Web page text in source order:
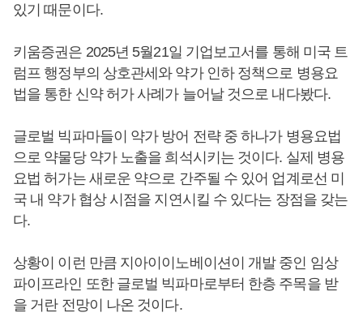
있기 때문이다.
키움증권은 2025년 5월21일 기업보고서를 통해 미국 트
럼프 행정부의 상호관세와 약가 인하 정책으로 병용요
법을 통한 신약 허가 사례가 늘어날 것으로 내다봤다.
글로벌 빅파마들이 약가 방어 전략 중 하나가 병용요법
으로 약물당 약가 노출을 희석시키는 것이다. 실제 병용
요법 허가는 새로운 약으로 간주될 수 있어 업계로선 미
국 내 약가 협상 시점을 지연시킬 수 있다는 장점을 갖는
다.
상황이 이런 만큼 지아이이노베이션이 개발 중인 임상
파이프라인 또한 글로벌 빅파마로부터 한층 주목을 받
을 거란 전망이 나온 것이다.